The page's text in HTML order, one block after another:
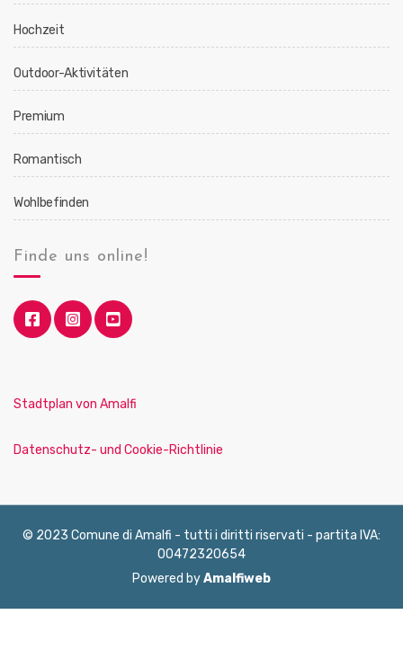
Hochzeit
Outdoor-Aktivitäten
Premium
Romantisch
Wohlbefinden
Finde uns online!
Stadtplan von Amalfi
Datenschutz- und Cookie-Richtlinie
© 2023 Comune di Amalfi - tutti i diritti riservati - partita IVA:
00472320654
Powered byAmalfiweb